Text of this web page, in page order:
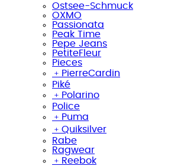
Ostsee-Schmuck
OXMO
Passionata
Peak Time
Pepe Jeans
PetiteFleur
Pieces
﹢ PierreCardin
Piké
﹢ Polarino
Police
﹢ Puma
﹢ Quiksilver
Rabe
Ragwear
﹢ Reebok